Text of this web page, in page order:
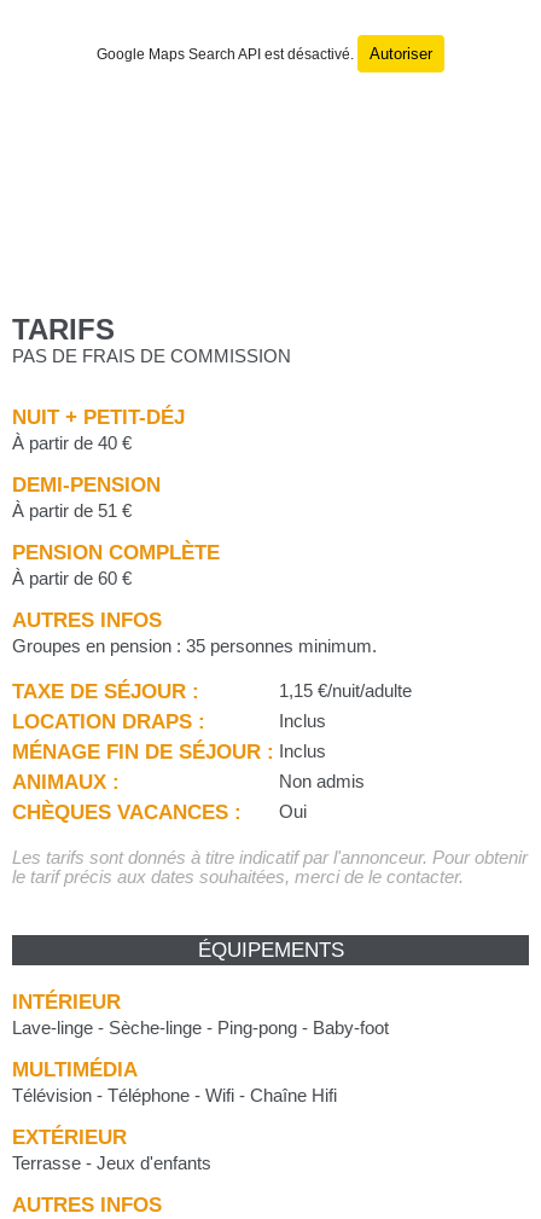
Google Maps Search API est désactivé. Autoriser
TARIFS
PAS DE FRAIS DE COMMISSION
NUIT + PETIT-DÉJ
À partir de 40 €
DEMI-PENSION
À partir de 51 €
PENSION COMPLÈTE
À partir de 60 €
AUTRES INFOS
Groupes en pension : 35 personnes minimum.
TAXE DE SÉJOUR : 1,15 €/nuit/adulte
LOCATION DRAPS : Inclus
MÉNAGE FIN DE SÉJOUR : Inclus
ANIMAUX : Non admis
CHÈQUES VACANCES : Oui
Les tarifs sont donnés à titre indicatif par l'annonceur. Pour obtenir
le tarif précis aux dates souhaitées, merci de le contacter.
ÉQUIPEMENTS
INTÉRIEUR
Lave-linge - Sèche-linge - Ping-pong - Baby-foot
MULTIMÉDIA
Télévision - Téléphone - Wifi - Chaîne Hifi
EXTÉRIEUR
Terrasse - Jeux d'enfants
AUTRES INFOS